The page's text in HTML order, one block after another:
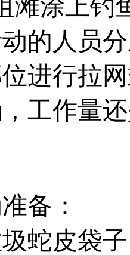
滩涂上钓
的人员
进行拉
工作量
备：
蛇皮袋